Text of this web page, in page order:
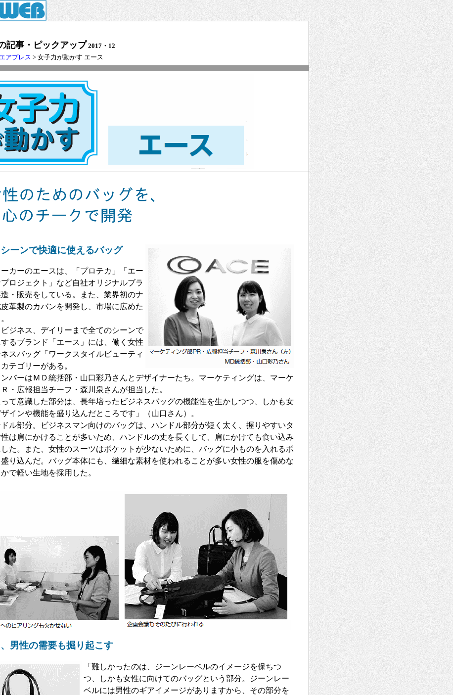
記事・ピックアップ 2017・12
アプレス > 女子力が動かす エース
ーンで快適に使えるバッグ
カーのエースは、「プロテカ」「エー
ロジェクト」など自社オリジナルブラ
・販売をしている。また、業界初のナ
革製のカバンを開発し、市場に広めた
ビジネス、デイリーまで全てのシーンで
るブランド「エース」には、働く女性
スバッグ「ワークスタイルビューティ
テゴリーがある。
バーはＭＤ統括部・山口彩乃さんとデザイナーたち。マーケティングは、マーケ
・広報担当チーフ・森川泉さんが担当した。
って意識した部分は、長年培ったビジネスバッグの機能性を生かしつつ、しかも女
インや機能を盛り込んだところです」（山口さん）。
ル部分。ビジネスマン向けのバッグは、ハンドル部分が短く太く、握りやすいタ
は肩にかけることが多いため、ハンドルの丈を長くして、肩にかけても食い込み
た。また、女性のスーツはポケットが少ないために、バッグに小ものを入れるポ
り込んだ。バッグ本体にも、繊細な素材を使われることが多い女性の服を傷めな
で軽い生地を採用した。
男性の需要も掘り起こす
「難しかったのは、ジーンレーベルのイメージを保ちつ
つ、しかも女性に向けてのバッグという部分。ジーンレー
ベルには男性のギアイメージがありますから、その部分を